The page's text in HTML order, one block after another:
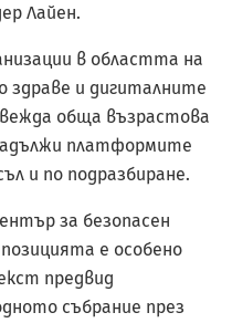
Лайен.
в областта на
здраве и дигиталните
обща възрастова
платформите
и по подразбиране.
за безопасен
е особено
предвид
събрание през